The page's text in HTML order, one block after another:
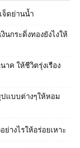
จ็ดย่านน้ำ
นกระดิ่งทองยังไงให้
ค ให้ชีวิตรุ่งเรือง
ปแบบต่างๆให้หอม
างไรให้อร่อยเหาะ